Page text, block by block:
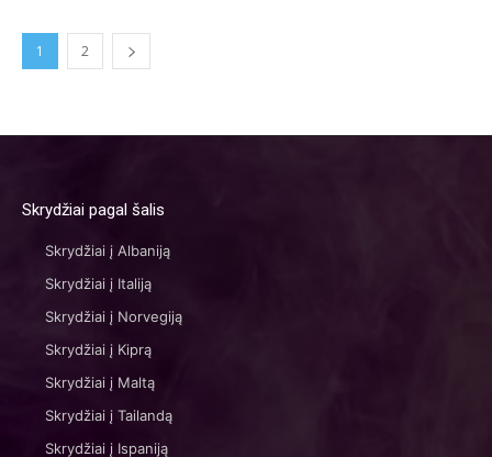
1 2
Skrydžiai pagal šalis
Skrydžiai į Albaniją
Skrydžiai į Italiją
Skrydžiai į Norvegiją
Skrydžiai į Kiprą
Skrydžiai į Maltą
Skrydžiai į Tailandą
Skrydžiai į Ispaniją